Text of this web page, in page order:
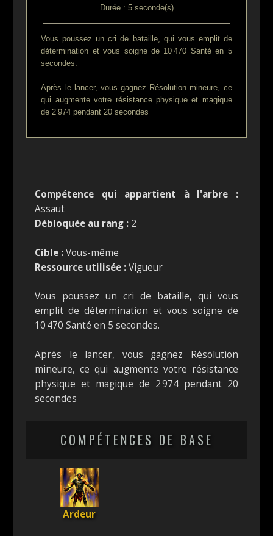
Durée : 5 seconde(s)
Vous poussez un cri de bataille, qui vous emplit de
détermination et vous soigne de 10 470 Santé en 5
secondes.
Après le lancer, vous gagnez Résolution mineure, ce
qui augmente votre résistance physique et magique
de 2 974 pendant 20 secondes
Compétence qui appartient à l'arbre :
Assaut
Débloquée au rang : 2
Cible :Vous-même
Ressource utilisée :Vigueur
Vous poussez un cri de bataille, qui vous
emplit de détermination et vous soigne de
10 470 Santé en 5 secondes.
Après le lancer, vous gagnez Résolution
mineure, ce qui augmente votre résistance
physique et magique de 2 974 pendant 20
secondes
COMPÉTENCES DE BASE
Ardeur